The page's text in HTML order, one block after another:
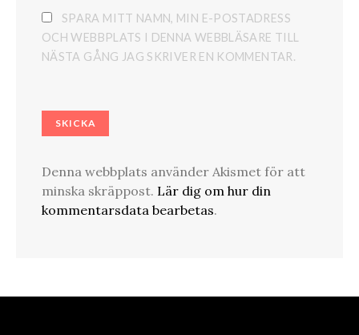
SPARA MITT NAMN, MIN E-POSTADRESS
OCH WEBBPLATS I DENNA WEBBLÄSARE TILL
NÄSTA GÅNG JAG SKRIVER EN KOMMENTAR.
Denna webbplats använder Akismet för att
minska skräppost. Lär dig om hur din
kommentarsdata bearbetas.